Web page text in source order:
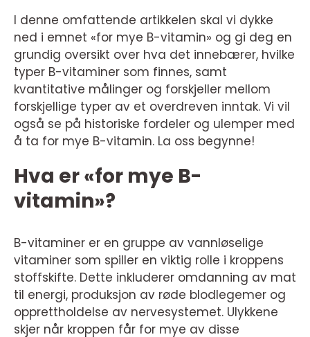
I denne omfattende artikkelen skal vi dykke
ned i emnet «for mye B-vitamin» og gi deg en
grundig oversikt over hva det innebærer, hvilke
typer B-vitaminer som finnes, samt
kvantitative målinger og forskjeller mellom
forskjellige typer av et overdreven inntak. Vi vil
også se på historiske fordeler og ulemper med
å ta for mye B-vitamin. La oss begynne!
Hva er «for mye B-
vitamin»?
B-vitaminer er en gruppe av vannløselige
vitaminer som spiller en viktig rolle i kroppens
stoffskifte. Dette inkluderer omdanning av mat
til energi, produksjon av røde blodlegemer og
opprettholdelse av nervesystemet. Ulykkene
skjer når kroppen får for mye av disse